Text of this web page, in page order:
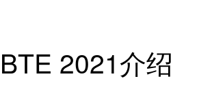
BTE 2021介绍